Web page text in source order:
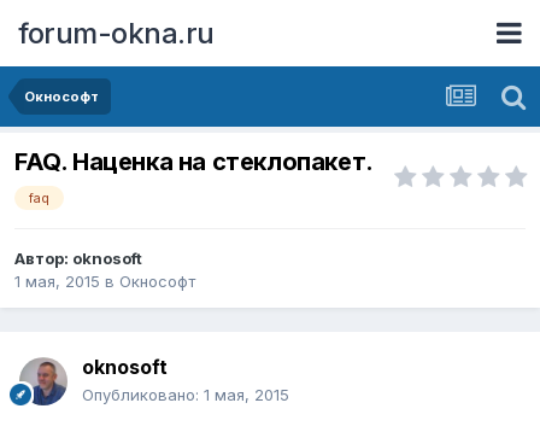
forum-okna.ru
Окнософт
FAQ. Наценка на стеклопакет.
faq
Автор: oknosoft
1 мая, 2015 в Окнософт
oknosoft
Опубликовано: 1 мая, 2015